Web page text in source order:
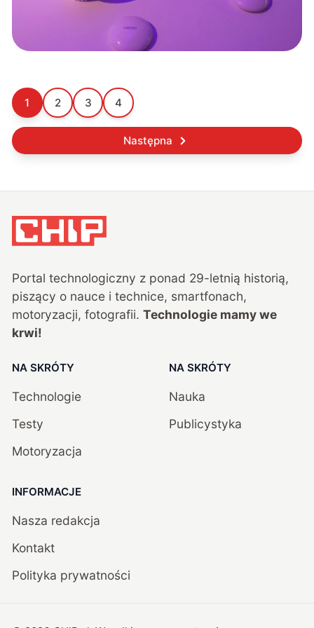
1 2 3 4
Następna
Portal technologiczny z ponad 29-letnią historią,
piszący o nauce i technice, smartfonach,
motoryzacji, fotografii. Technologie mamy we
krwi!
NA SKRÓTY
Technologie
Testy
Motoryzacja
NA SKRÓTY
Nauka
Publicystyka
INFORMACJE
Nasza redakcja
Kontakt
Polityka prywatności